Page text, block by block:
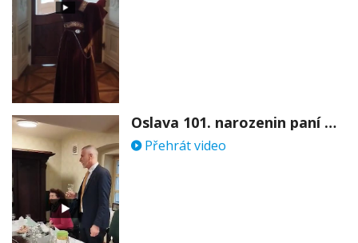
Oslava 101. narozenin paní Věry Skořepové
Přehrát video